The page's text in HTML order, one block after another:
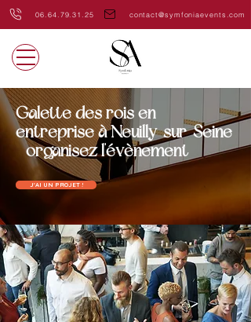
06.64.79.31.25 contact@symfoniaevents.com
Galette des rois en
entreprise à Neuilly-sur-Seine
- organisez l'évènement
J'AI UN PROJET !